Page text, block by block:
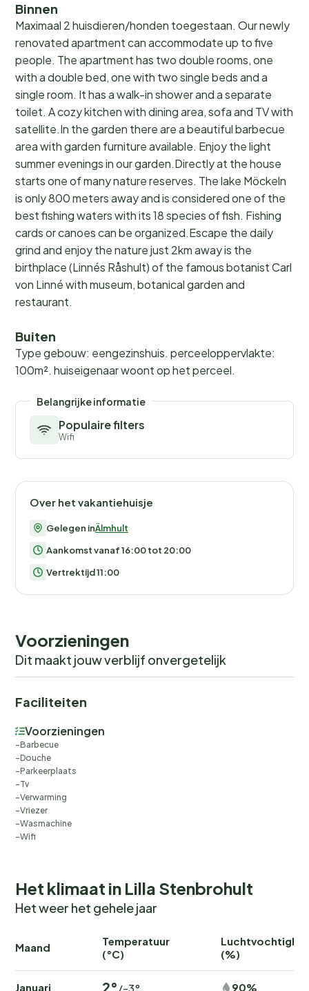
Binnen
Maximaal 2 huisdieren/honden toegestaan. Our newly
renovated apartment can accommodate up to five
people. The apartment has two double rooms, one
with a double bed, one with two single beds and a
single room. It has a walk-in shower and a separate
toilet. A cozy kitchen with dining area, sofa and TV with
satellite.In the garden there are a beautiful barbecue
area with garden furniture available. Enjoy the light
summer evenings in our garden.Directly at the house
starts one of many nature reserves. The lake Möckeln
is only 800 meters away and is considered one of the
best fishing waters with its 18 species of fish. Fishing
cards or canoes can be organized.Escape the daily
grind and enjoy the nature just 2km away is the
birthplace (Linnés Råshult) of the famous botanist Carl
von Linné with museum, botanical garden and
restaurant.
Buiten
Type gebouw: eengezinshuis. perceeloppervlakte:
100m². huiseigenaar woont op het perceel.
Belangrijke informatie
Populaire filters
Wifi
Over het vakantiehuisje
Gelegen inÄlmhult
Aankomst vanaf 16:00 tot 20:00
Vertrektijd 11:00
Voorzieningen
Dit maakt jouw verblijf onvergetelijk
Faciliteiten
Voorzieningen
Barbecue
Douche
Parkeerplaats
Tv
Verwarming
Vriezer
Wasmachine
Wifi
Het klimaat in Lilla Stenbrohult
Het weer het gehele jaar
Maand
Temperatuur
(°C)
(%)
Januari 2° /-3° 90%